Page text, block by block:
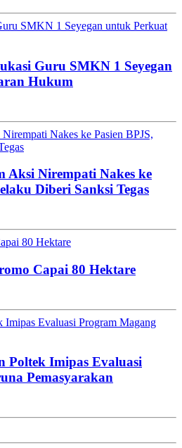
SMKN 1 Seyegan untuk Perkuat
Guru SMKN 1 Seyegan
Hukum
Nakes ke Pasien BPJS,
Aksi Nirempati Nakes ke
Diberi Sanksi Tegas
80 Hektare
Capai 80 Hektare
Imipas Evaluasi Program Magang
Poltek Imipas Evaluasi
Pemasyarakan